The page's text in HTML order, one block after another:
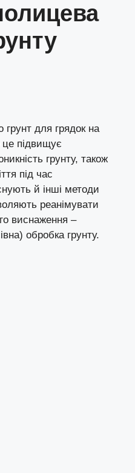
для грядок на
це підвищує
грунту, також
під час
й інші методи
реанімувати
виснаження –
обробка грунту.